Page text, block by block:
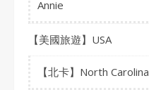
Annie
【美國旅遊】USA
【北卡】North Carolina